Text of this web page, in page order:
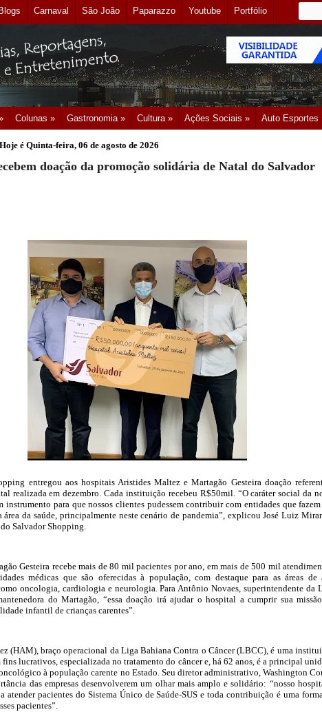
Blogs Carnaval São João Paparazzo Youtube Portfólio
Colunas » Gastronomia » Cultura » Ações Sociais » Auto Esportes
é Quinta-feira, 06 de agosto de 2026
doação da promoção solidária de Natal do Salvador
entregou aos hospitais Aristides Maltez e Martagão Gesteira doação
realizada em dezembro. Cada instituição recebeu R$50mil. “O caráter social da
instrumento para que nossos clientes pudessem contribuir com entidades que
área da saúde, principalmente neste cenário de pandemia”, explicou José Luiz
Salvador Shopping.
Gesteira recebe mais de 80 mil pacientes por ano, em mais de 500 mil
médicas que são oferecidas à população, com destaque para as áreas de
oncologia, cardiologia e neurologia. Para Antônio Novaes, superintendente da
do Martagão, “essa doação irá ajudar o hospital a cumprir sua
infantil de crianças carentes”.
(HAM), braço operacional da Liga Bahiana Contra o Câncer (LBCC), é uma
lucrativos, especializada no tratamento do câncer e, há 62 anos, é a principal
à população carente no Estado. Seu diretor administrativo, Washington
das empresas desenvolverem um olhar mais amplo e solidário: “nosso
atender pacientes do Sistema Único de Saúde-SUS e toda contribuição é uma
pacientes”.